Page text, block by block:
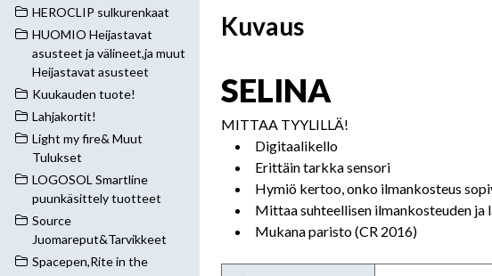
HEROCLIP sulkurenkaat
HUOMIO Heijastavat
asusteet ja välineet,ja muut
Heijastavat asusteet
Kuukauden tuote!
Lahjakortit!
Light my fire& Muut
Tulukset
LOGOSOL Smartline
puunkäsittely tuotteet
Source
Juomareput&Tarvikkeet
Spacepen,Rite in the
Kuvaus
SELINA
MITTAA TYYLILLÄ!
Digitaalikello
Erittäin tarkka sensori
Hymiö kertoo, onko ilmankosteus
Mittaa suhteellisen ilmankosteuden ja
Mukana paristo (CR 2016)